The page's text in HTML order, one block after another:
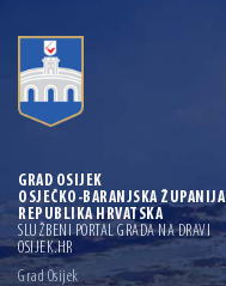
GRAD OSIJEK
OSJEČKO-BARANJSKA ŽUPANIJA
REPUBLIKA HRVATSKA
SLUŽBENI PORTAL GRADA NA DRAVI
OSIJEK.HR
Grad Osijek